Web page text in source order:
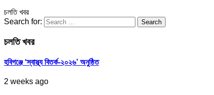
চলতি খবর
Search for:
চলতি খবর
হবিগঞ্জে ‘স্বাস্থ্য বিতর্ক-২০২৬’ অনুষ্ঠিত
2 weeks ago